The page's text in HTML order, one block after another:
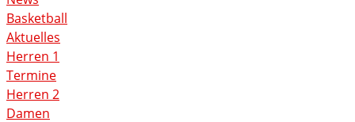
Basketball
Aktuelles
Herren 1
Termine
Herren 2
Damen